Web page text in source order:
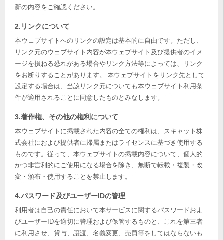
新の内容をご確認ください。
2.リンクについて
本ウェブサイトへのリンクの設定は基本的に自由です。ただし、
リンク元のウェブサイト内容が本ウェブサイト及び提供者のイメ
ージを損ねる恐れがある場合やリンク方法等によっては、リンク
をお断りすることがあります。 本ウェブサイトをリンク先として
設定する場合は、当該リンク元についても本ウェブサイト利用条
件が適用されることに同意したものとみなします。
3.著作権、その他の権利について
本ウェブサイトに掲載された内容の全ての権利は、スキャット株
式会社におよび提供者に帰属またはライセンスに基づき使用する
ものです。従って、本ウェブサイトの掲載内容について、個人的
かつ非営利的にご使用になる場合を除き、無断で転載・複製・改
変・頒布・使用することを禁止します。
4.パスワード及びユーザーIDの管理
利用者は自己の責任において本サービスに関するパスワードおよ
びユーザーIDを適切に管理および保管するものと、これを第三者
に利用させ、貸与、譲渡、名義変更、売買等をしてはならないも